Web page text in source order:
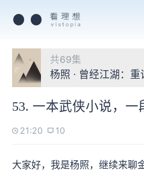
共69集
杨照 · 曾经江湖：重
53. 一本武侠小说，一
21:20 10
大家好，我是杨照，继续来聊